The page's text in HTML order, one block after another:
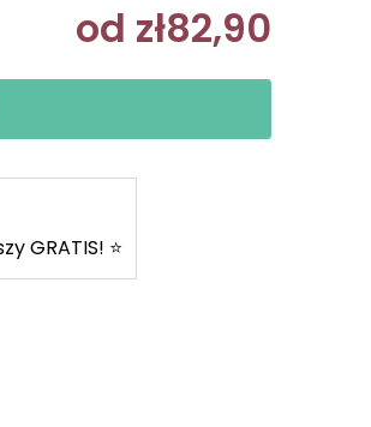
od zł82,90
GRATIS! ⭐